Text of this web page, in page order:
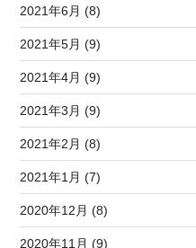
2021年6月 (8)
2021年5月 (9)
2021年4月 (9)
2021年3月 (9)
2021年2月 (8)
2021年1月 (7)
2020年12月 (8)
2020年11月 (9)